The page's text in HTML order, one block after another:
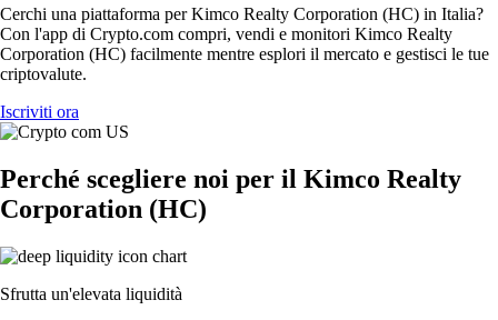
Cerchi una piattaforma per Kimco Realty Corporation (HC) in Italia?
Con l'app di Crypto.com compri, vendi e monitori Kimco Realty
Corporation (HC) facilmente mentre esplori il mercato e gestisci le tue
criptovalute.
Iscriviti ora
Perché scegliere noi per il Kimco Realty
Corporation (HC)
Sfrutta un'elevata liquidità